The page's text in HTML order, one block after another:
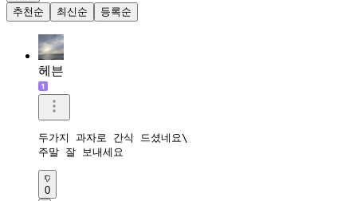
추천순
최신순 등록순
헤븐
두가지 과자로 간식 드셨네요\
주말 잘 보내세요
0